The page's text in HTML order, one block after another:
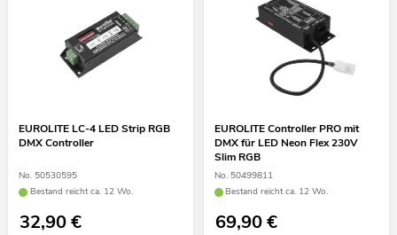
EUROLITE LC-4 LED Strip RGB
DMX Controller
No. 50530595
Bestand reicht ca. 12 Wo.
32,90€
EUROLITE Controller PRO mit
DMX für LED Neon Flex 230V
Slim RGB
No. 50499811
Bestand reicht ca. 12 Wo.
69,90€